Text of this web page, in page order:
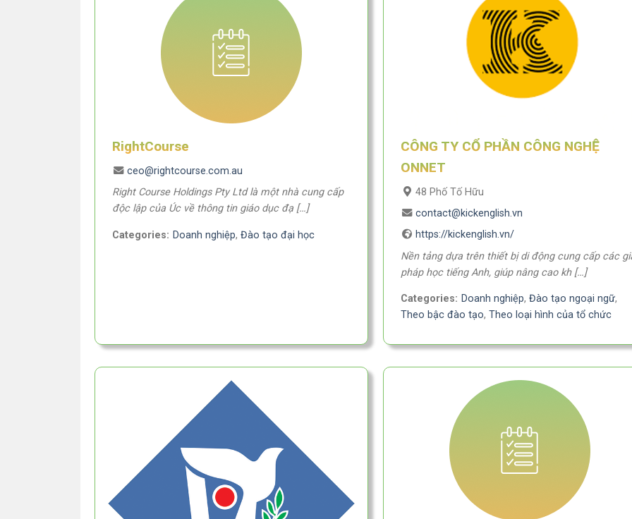
RightCourse
ceo@rightcourse.com.au
Right Course Holdings Pty Ltd là một nhà cung cấp
độc lập của Úc về thông tin giáo dục đạ […]
Categories: Doanh nghiệp,Đào tạo đại học
CÔNG TY CỔ PHẦN CÔNG NGHỆ
ONNET
48 Phố Tố Hữu
contact@kickenglish.vn
https://kickenglish.vn/
Nền tảng dựa trên thiết bị di động cung cấp các
pháp học tiếng Anh, giúp nâng cao kh […]
Categories: Doanh nghiệp, Đào tạo ngoại ngữ,
Theo bậc đào tạo, Theo loại hình của tổ chức